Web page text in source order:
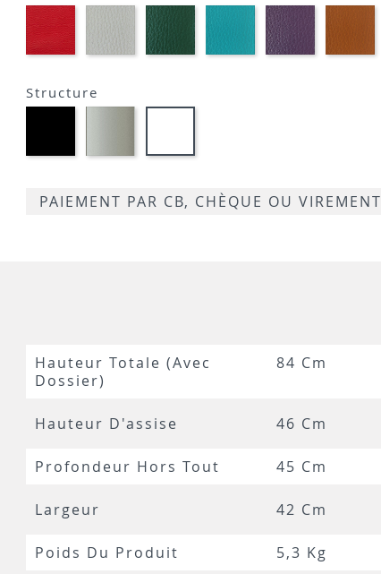
PLANET
ROUGE-
SIMILI
FLUSKO
GRIS
CLAIR-
FLUSKO
VERT
BOUTEILLE-
01-
FULSKO
TURQUOISE-
01-
FLUSKO
AUBERGINE-
Structure
optique
P94
PAIEMENT PAR CB, CHÈQUE OU VIREMENT
Hauteur Totale (avec
Dossier)
84 Cm
Hauteur D'assise 46 Cm
Profondeur Hors Tout 45 Cm
Largeur 42 Cm
Poids Du Produit 5,3 Kg